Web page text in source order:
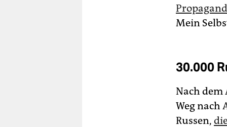
Mein
30.000
Nach dem
Weg nach
Russen,